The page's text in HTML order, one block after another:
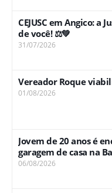
CEJUSC em Angico: a
de você! ⚖️💚
31/07/2026
Vereador Roque
01/08/2026
Jovem de 20 anos é
garagem de casa na
06/08/2026